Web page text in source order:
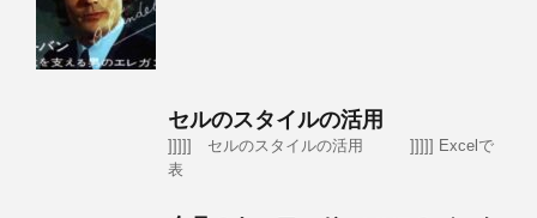
セルのスタイルの活用
]]]]] セルのスタイルの活用 ]]]]] Excelで
表